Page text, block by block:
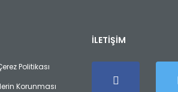
Politikası
Korunması
İLETİŞİM